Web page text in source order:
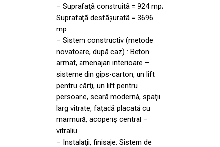
– Suprafaţã construitã = 924 mp;
Suprafaţã desfãşuratã = 3696
mp
– Sistem constructiv (metode
novatoare, după caz) : Beton
armat, amenajari interioare –
sisteme din gips-carton, un lift
pentru cărţi, un lift pentru
persoane, scară modernă, spaţii
larg vitrate, faţadă placată cu
marmură, acoperiş central –
vitraliu.
– Instalaţii, finisaje: Sistem de